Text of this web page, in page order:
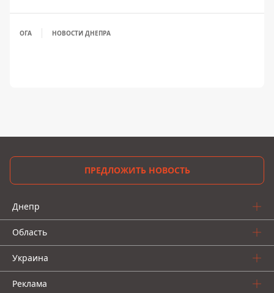
ОГА НОВОСТИ ДНЕПРА
ПРЕДЛОЖИТЬ НОВОСТЬ
Днепр
Область
Украина
Реклама